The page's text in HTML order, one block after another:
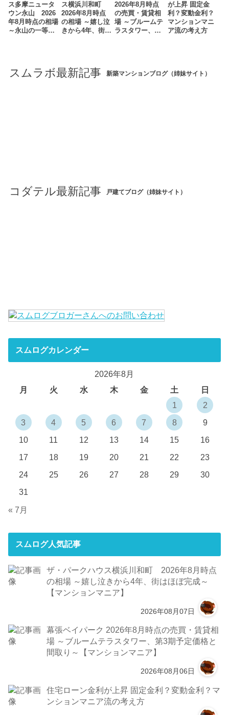
ス多摩ニュータ
ウン永山 2026
年8月時点の相場
～永山の一等…
ス横浜川和町
2026年8月時点
の相場 ～嬉し泣
きから4年、街…
2026年8月時点
の売買・賃貸相
場 ～ブルームテ
ラスタワー、…
が上昇 固定金
利？変動金利？
マンションマニ
ア流の考え方
スムラボ最新記事 新築マンションブログ（姉妹サイト）
コダテル最新記事 戸建てブログ（姉妹サイト）
スムログカレンダー
2026年8月
月
火 水 木 金 土
日
1
2
3
4 5 6 7 8
9
10
11 12 13 14 15
16
17
18 19 20 21 22
23
24
25 26 27 28 29
30
31
« 7月
スムログ人気記事
ザ・パークハウス横浜川和町 2026年8月時点
の相場 ～嬉し泣きから4年、街はほぼ完成～
【マンションマニア】
2026年08月07日
幕張ベイパーク 2026年8月時点の売買・賃貸相
場 ～ブルームテラスタワー、第3期予定価格と
間取り～【マンションマニア】
2026年08月06日
住宅ローン金利が上昇 固定金利？変動金利？マ
ンションマニア流の考え方